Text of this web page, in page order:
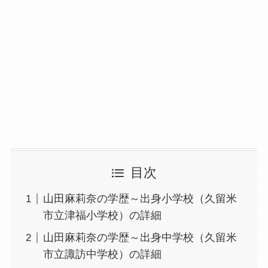
目次
山田麻莉奈の学歴～出身小学校（久留米
市立津福小学校）の詳細
山田麻莉奈の学歴～出身中学校（久留米
市立諏訪中学校）の詳細